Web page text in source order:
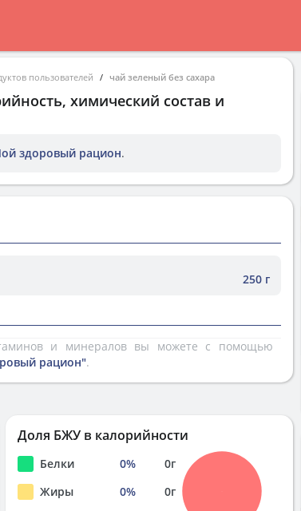
пользователей чай зеленый без сахара
химический состав и
здоровый рацион.
250 г
и минералов вы можете с помощью
рацион".
Доля БЖУ в калорийности
Белки 0% 0г
Жиры
0% 0г